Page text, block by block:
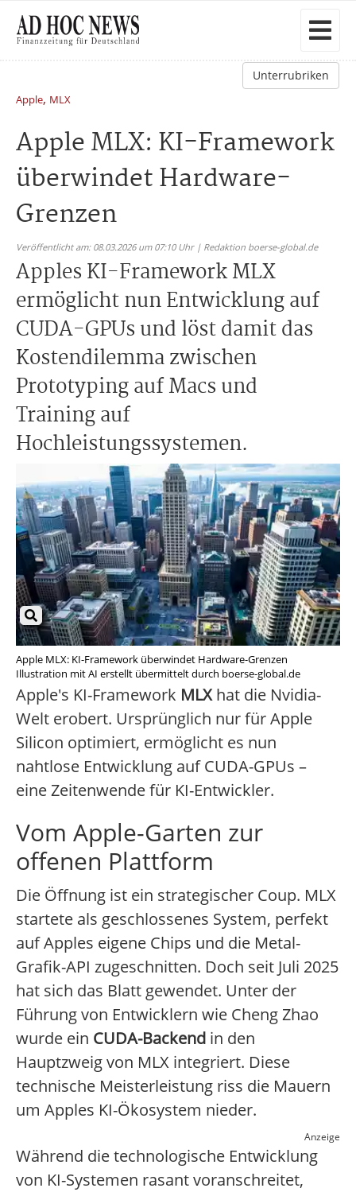
Unterrubriken
Apple, MLX
Apple MLX: KI-Framework
überwindet Hardware-
Grenzen
Veröffentlicht am: 08.03.2026 um 07:10 Uhr | Redaktion boerse-global.de
Apples KI-Framework MLX
ermöglicht nun Entwicklung auf
CUDA-GPUs und löst damit das
Kostendilemma zwischen
Prototyping auf Macs und
Training auf
Hochleistungssystemen.
Apple MLX: KI-Framework überwindet Hardware-Grenzen
Illustration mit AI erstellt übermittelt durch boerse-global.de
Apple's KI-Framework MLXhat die Nvidia-
Welt erobert. Ursprünglich nur für Apple
Silicon optimiert, ermöglicht es nun
nahtlose Entwicklung auf CUDA-GPUs –
eine Zeitenwende für KI-Entwickler.
Vom Apple-Garten zur
offenen Plattform
Die Öffnung ist ein strategischer Coup. MLX
startete als geschlossenes System, perfekt
auf Apples eigene Chips und die Metal-
Grafik-API zugeschnitten. Doch seit Juli 2025
hat sich das Blatt gewendet. Unter der
Führung von Entwicklern wie Cheng Zhao
wurde ein CUDA-Backend in den
Hauptzweig von MLX integriert. Diese
technische Meisterleistung riss die Mauern
um Apples KI-Ökosystem nieder.
Anzeige
Während die technologische Entwicklung
von KI-Systemen rasant voranschreitet,